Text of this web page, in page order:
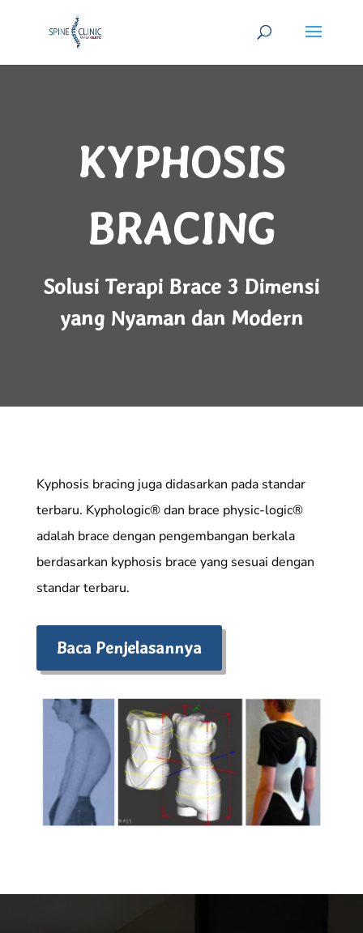
KYPHOSIS
BRACING
Solusi Terapi Brace 3 Dimensi
yang Nyaman dan Modern
Kyphosis bracing juga didasarkan pada standar
terbaru. Kyphologic® dan brace physic-logic®
adalah brace dengan pengembangan berkala
berdasarkan kyphosis brace yang sesuai dengan
standar terbaru.
Baca Penjelasannya